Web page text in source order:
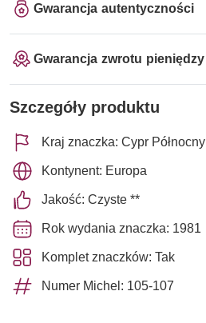
Gwarancja autentyczności
Gwarancja zwrotu pieniędzy
Szczegóły produktu
Kraj znaczka: Cypr Północny
Kontynent: Europa
Jakość: Czyste **
Rok wydania znaczka: 1981
Komplet znaczków: Tak
Numer Michel: 105-107